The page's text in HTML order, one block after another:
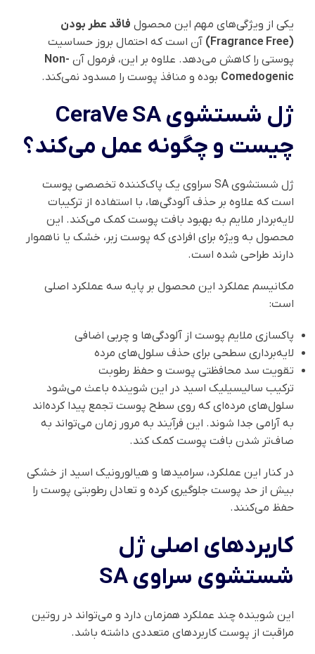
یکی از ویژگی‌های مهم این محصول فاقد عطر بودن
(Fragrance Free)
آن است که احتمال بروز حساسیت
پوستی را کاهش می‌دهد. علاوه بر این، فرمول آن Non-
Comedogenic بوده و منافذ پوست را مسدود نمی‌کند.
ژل شستشوی CeraVe SA
چیست و چگونه عمل می‌کند؟
ژل شستشوی SA سراوی یک پاک‌کننده تخصصی پوست
است که علاوه بر حذف آلودگی‌ها، با استفاده از ترکیبات
لایه‌بردار ملایم به بهبود بافت پوست کمک می‌کند. این
محصول به ویژه برای افرادی که پوست زبر، خشک یا ناهموار
دارند طراحی شده است.
مکانیسم عملکرد این محصول بر پایه سه عملکرد اصلی
است:
پاکسازی ملایم پوست از آلودگی‌ها و چربی اضافی
لایه‌برداری سطحی برای حذف سلول‌های مرده
تقویت سد محافظتی پوست و حفظ رطوبت
ترکیب سالیسیلیک اسید در این شوینده باعث می‌شود
سلول‌های مرده‌ای که روی سطح پوست تجمع پیدا کرده‌اند
به آرامی جدا شوند. این فرآیند به مرور زمان می‌تواند به
صاف‌تر شدن بافت پوست کمک کند.
در کنار این عملکرد، سرامیدها و هیالورونیک اسید از خشکی
بیش از حد پوست جلوگیری کرده و تعادل رطوبتی پوست را
حفظ می‌کنند.
کاربردهای اصلی ژل
شستشوی سراوی SA
این شوینده چند عملکرد همزمان دارد و می‌تواند در روتین
مراقبت از پوست کاربردهای متعددی داشته باشد.